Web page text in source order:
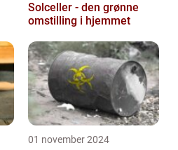
Solceller - den grønne
omstilling i hjemmet
01 november 2024